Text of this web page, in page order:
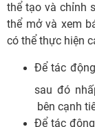
thể tạo và chỉnh
thể mở và xem
có thể thực hiện
Để tác
sau đó
bên cạnh
Để tác